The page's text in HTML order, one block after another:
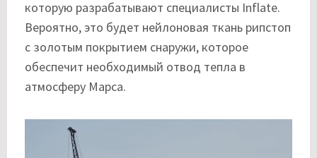
которую разрабатывают специалисты Inflate.
Вероятно, это будет нейлоновая ткань рипстоп
с золотым покрытием снаружи, которое
обеспечит необходимый отвод тепла в
атмосферу Марса.